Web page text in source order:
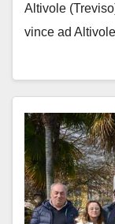
Altivole
vince ad Altivole